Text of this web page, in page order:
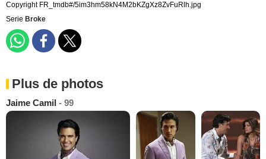
Copyright FR_tmdb#/5im3hm58kN4M2bKZgXz8ZvFuRlh.jpg
Serie Broke
Plus de photos
Jaime Camil - 99